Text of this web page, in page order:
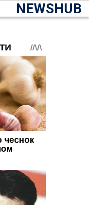
NEWSHUB